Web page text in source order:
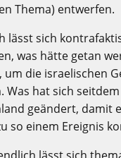
Thema) entwerfen.
lässt sich
was hätte getan
um die israelischen
Was hat sich
geändert, damit
so einem Ereignis